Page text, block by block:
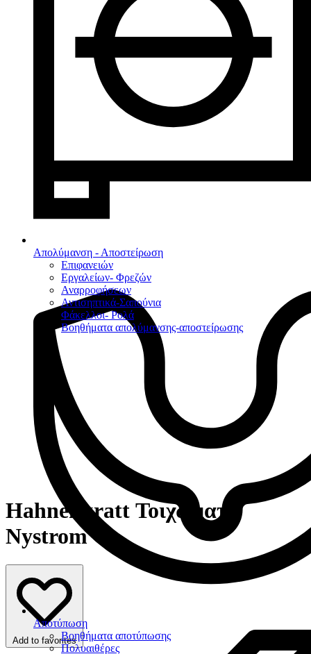
Απολύμανση - Αποστείρωση
Επιφανειών
Εργαλείων- Φρεζών
Αναρροφήσεων
Αντισηπτικά-Σαπούνια
Φάκελλοι- Ρολά
Βοηθήματα απολύμανσης-αποστείρωσης
Αποτύπωση
Βοηθήματα αποτύπωσης
Πολυαιθέρες
Hahnenkratt Τοιχώματα
Nystrom
Add to favorites